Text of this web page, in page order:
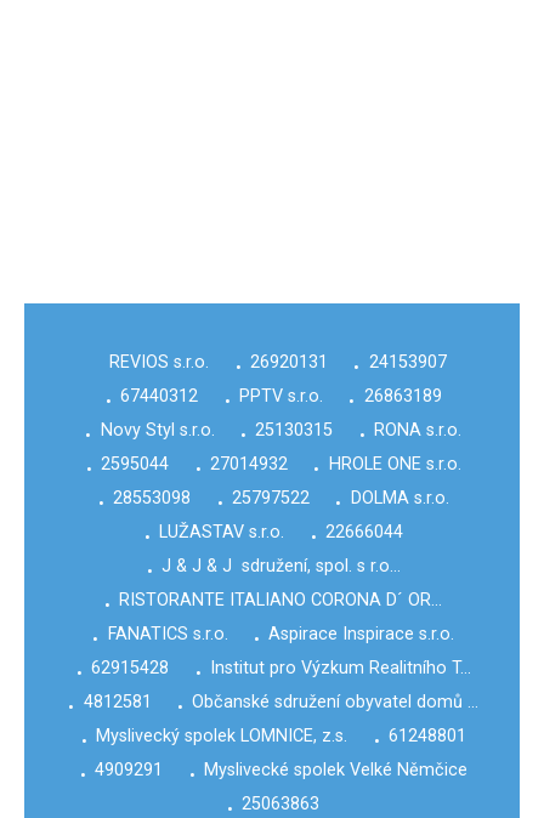
REVIOS s.r.o. • 26920131 • 24153907
• 67440312 • PPTV s.r.o. • 26863189
•
Novy Styl s.r.o. • 25130315 • RONA s.r.o.
• 2595044 • 27014932 •
HROLE ONE s.r.o.
• 28553098 • 25797522 •
DOLMA s.r.o.
• LUŽASTAV s.r.o. • 22666044
• J & J & J sdružení, spol. s r.o…
• RISTORANTE ITALIANO CORONA D´ OR…
•
FANATICS s.r.o. • Aspirace Inspirace s.r.o.
• 62915428 •
Institut pro Výzkum Realitního T…
• 4812581 • Občanské sdružení obyvatel domů …
• Myslivecký spolek LOMNICE, z.s. • 61248801
• 4909291 • Myslivecké spolek Velké Němčice
• 25063863